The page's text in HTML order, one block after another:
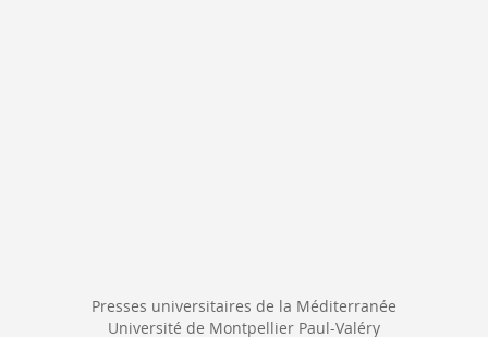
Presses universitaires de la Méditerranée
Université de Montpellier Paul-Valéry